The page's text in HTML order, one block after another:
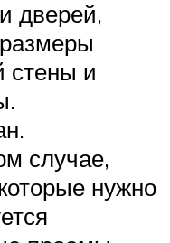
дверей,
стены и
случае,
нужно